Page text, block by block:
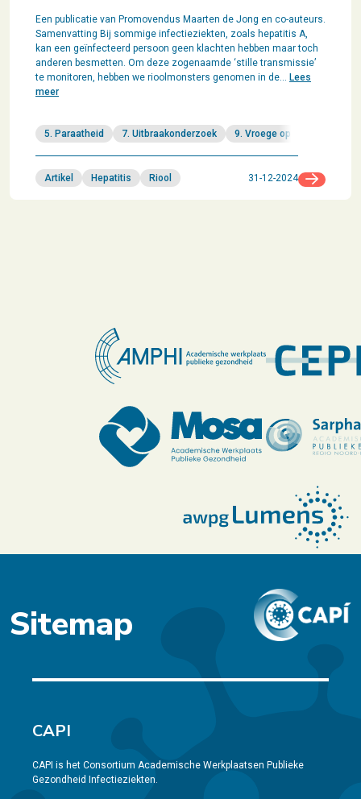
Een publicatie van Promovendus Maarten de Jong en co-auteurs.
Samenvatting Bij sommige infectieziekten, zoals hepatitis A,
kan een geïnfecteerd persoon geen klachten hebben maar toch
anderen besmetten. Om deze zogenaamde ‘stille transmissie’
te monitoren, hebben we rioolmonsters genomen in de… Lees
meer
5. Paraatheid 7. Uitbraakonderzoek 9. Vroege opsporing
Artikel Hepatitis Riool 31-12-2024Ga naar
Sitemap
CAPI
CAPI is het Consortium Academische Werkplaatsen Publieke
Gezondheid Infectieziekten.